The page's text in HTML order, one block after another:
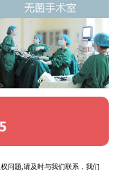
问题,请及时与我们联系，我们